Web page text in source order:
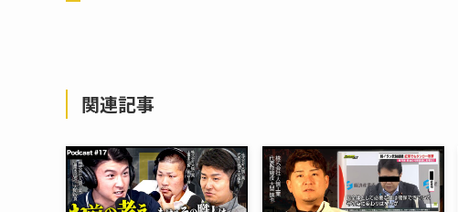
関連記事